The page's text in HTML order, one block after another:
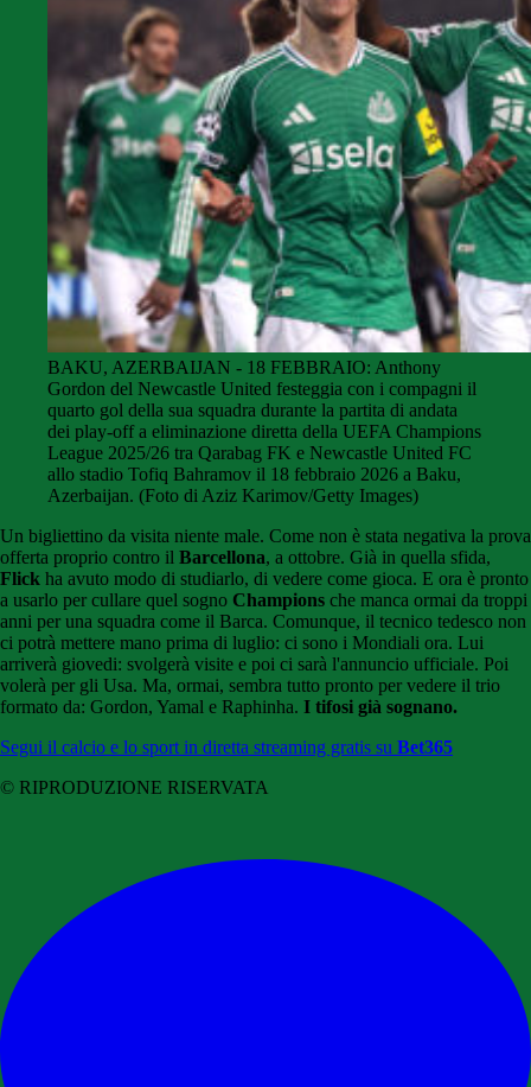
BAKU, AZERBAIJAN - 18 FEBBRAIO: Anthony
Gordon del Newcastle United festeggia con i compagni il
quarto gol della sua squadra durante la partita di andata
dei play-off a eliminazione diretta della UEFA Champions
League 2025/26 tra Qarabag FK e Newcastle United FC
allo stadio Tofiq Bahramov il 18 febbraio 2026 a Baku,
Azerbaijan. (Foto di Aziz Karimov/Getty Images)
Un bigliettino da visita niente male. Come non è stata negativa la prova
offerta proprio contro il Barcellona, a ottobre. Già in quella sfida,
Flick ha avuto modo di studiarlo, di vedere come gioca. E ora è pronto
a usarlo per cullare quel sogno Champions che manca ormai da troppi
anni per una squadra come il Barca. Comunque, il tecnico tedesco non
ci potrà mettere mano prima di luglio: ci sono i Mondiali ora. Lui
arriverà giovedi: svolgerà visite e poi ci sarà l'annuncio ufficiale. Poi
volerà per gli Usa. Ma, ormai, sembra tutto pronto per vedere il trio
formato da: Gordon, Yamal e Raphinha. I tifosi già sognano.
Segui il calcio e lo sport in diretta streaming gratis su Bet365
© RIPRODUZIONE RISERVATA